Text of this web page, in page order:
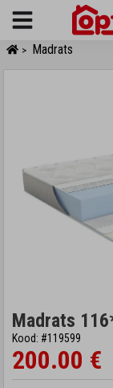
Menu
> Madrats
Madrats
Kood: #119599
200.00 €